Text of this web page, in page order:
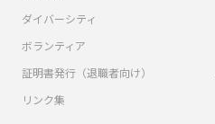
ダイバーシティ
ボランティア
証明書発行（退職者向け）
リンク集